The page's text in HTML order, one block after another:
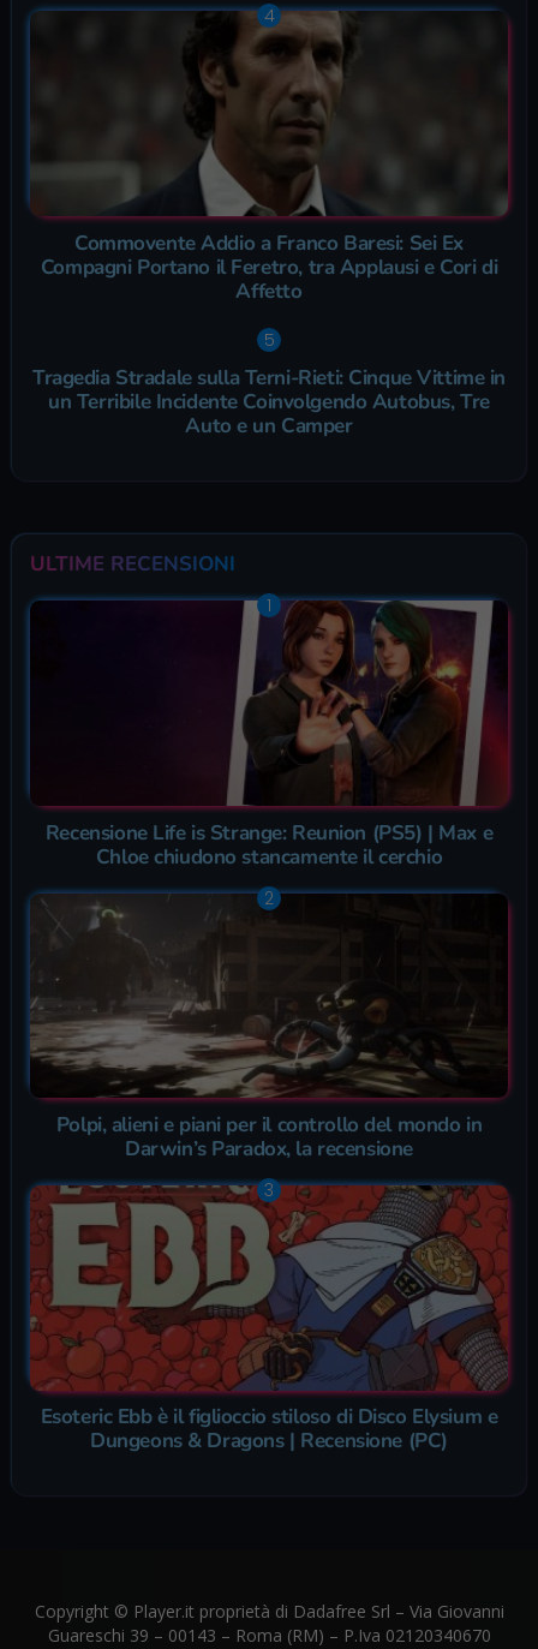
Commovente Addio a Franco Baresi: Sei Ex
Compagni Portano il Feretro, tra Applausi e Cori di
Affetto
Tragedia Stradale sulla Terni-Rieti: Cinque Vittime in
un Terribile Incidente Coinvolgendo Autobus, Tre
Auto e un Camper
ULTIME RECENSIONI
Recensione Life is Strange: Reunion (PS5) | Max e
Chloe chiudono stancamente il cerchio
Polpi, alieni e piani per il controllo del mondo in
Darwin’s Paradox, la recensione
Esoteric Ebb è il figlioccio stiloso di Disco Elysium e
Dungeons & Dragons | Recensione (PC)
Copyright © Player.it proprietà di Dadafree Srl – Via Giovanni
Guareschi 39 – 00143 – Roma (RM) – P.Iva 02120340670